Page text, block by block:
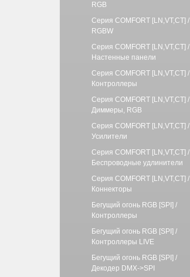
RGB
Серия COMFORT [LN,VT,CT] /
RGBW
Серия COMFORT [LN,VT,CT] /
Настенные панели
Серия COMFORT [LN,VT,CT] /
Контроллеры
Серия COMFORT [LN,VT,CT] /
Диммеры, RGB
Серия COMFORT [LN,VT,CT] /
Усилители
Серия COMFORT [LN,VT,CT] /
Беспроводные удлинители
Серия COMFORT [LN,VT,CT] /
Коннекторы
Бегущий огонь RGB [SPI] /
Контроллеры
Бегущий огонь RGB [SPI] /
Контроллеры LIVE
Бегущий огонь RGB [SPI] /
Декодер DMX->SPI